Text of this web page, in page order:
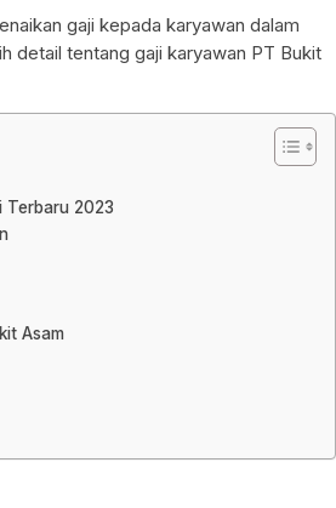
gaji kepada karyawan dalam
detail tentang gaji karyawan PT Bukit
Terbaru 2023
Asam